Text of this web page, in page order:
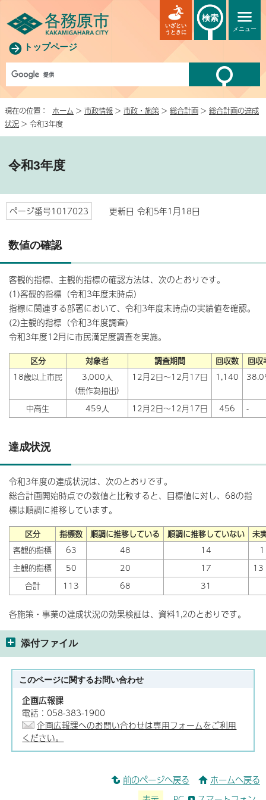
トップページ
メニュー
いざとい
うときに
検索
現在の位置： ホーム > 市政情報 > 市政・施策 > 総合計画 > 総合計画の達成
状況 > 令和3年度
令和3年度
ページ番号1017023 更新日 令和5年1月18日
数値の確認
客観的指標、主観的指標の確認方法は、次のとおりです。
(1)客観的指標（令和3年度末時点）
指標に関連する部署において、令和3年度末時点の実績値を確認。
(2)主観的指標（令和3年度調査）
令和3年度12月に市民満足度調査を実施。
区分 対象者 調査期間 回収数
回収
18歳以上市民
3,000人
（無作為抽出）
12月2日～12月17日 1,140 38.0
中高生 459人 12月2日～12月17日 456 -
達成状況
令和3年度の達成状況は、次のとおりです。
総合計画開始時点での数値と比較すると、目標値に対し、68の指
標は順調に推移しています。
区分 指標数 順調に推移している 順調に推移していない
未
客観的指標
63 48 14
主観的指標
50 20 17
13
合計
113 68 31
各施策・事業の達成状況の効果検証は、資料1,2のとおりです。
添付ファイル
このページに関するお問い合わせ
企画広報課
電話：058-383-1900
企画広報課へのお問い合わせは専用フォームをご利用
ください。
前のページへ戻る ホームへ戻る